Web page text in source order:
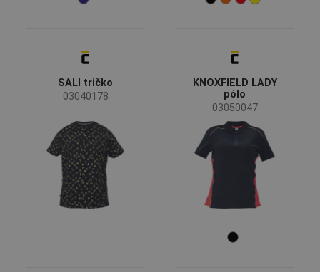
SALI tričko
03040178
KNOXFIELD LADY
pólo
03050047